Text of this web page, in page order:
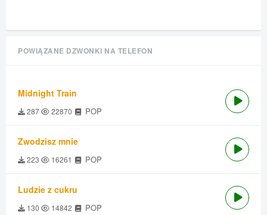
POWIĄZANE DZWONKI NA TELEFON
Midnight Train
287 22870 POP
Zwodzisz mnie
223 16261 POP
Ludzie z cukru
130 14842 POP